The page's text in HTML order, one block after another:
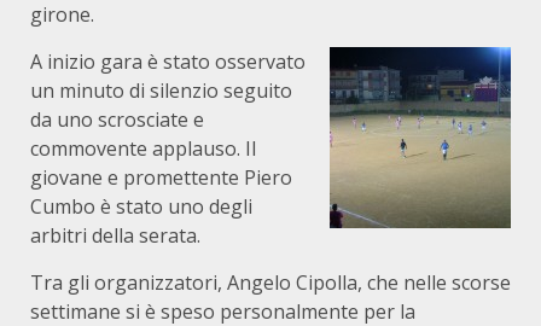
girone.
A inizio gara è stato osservato
un minuto di silenzio seguito
da uno scrosciate e
commovente applauso. Il
giovane e promettente Piero
Cumbo è stato uno degli
arbitri della serata.
Tra gli organizzatori, Angelo Cipolla, che nelle scorse
settimane si è speso personalmente per la